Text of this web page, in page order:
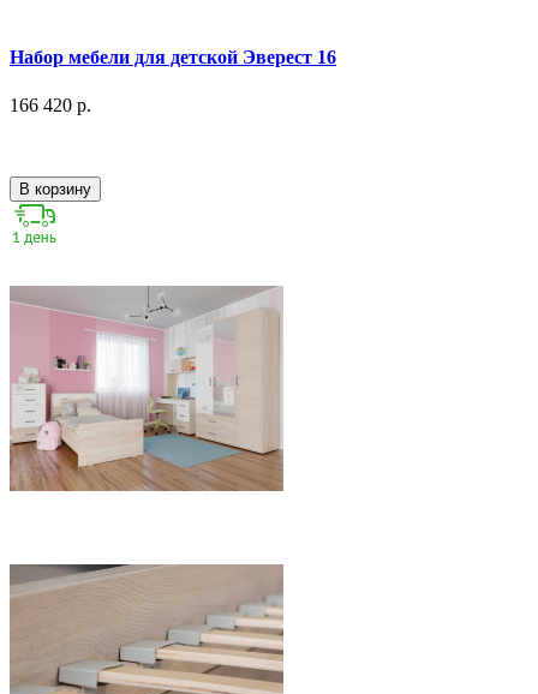
Набор мебели для детской Эверест 16
166 420 р.
В корзину